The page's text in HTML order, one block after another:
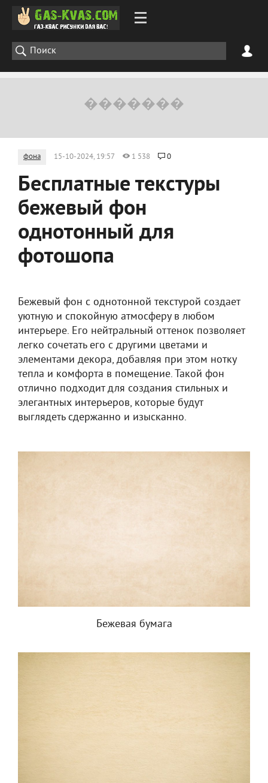
фона 15-10-2024, 19:57 1 538 0
Бесплатные текстуры
бежевый фон
однотонный для
фотошопа
Бежевый фон с однотонной текстурой создает
уютную и спокойную атмосферу в любом
интерьере. Его нейтральный оттенок позволяет
легко сочетать его с другими цветами и
элементами декора, добавляя при этом нотку
тепла и комфорта в помещение. Такой фон
отлично подходит для создания стильных и
элегантных интерьеров, которые будут
выглядеть сдержанно и изысканно.
Бежевая бумага